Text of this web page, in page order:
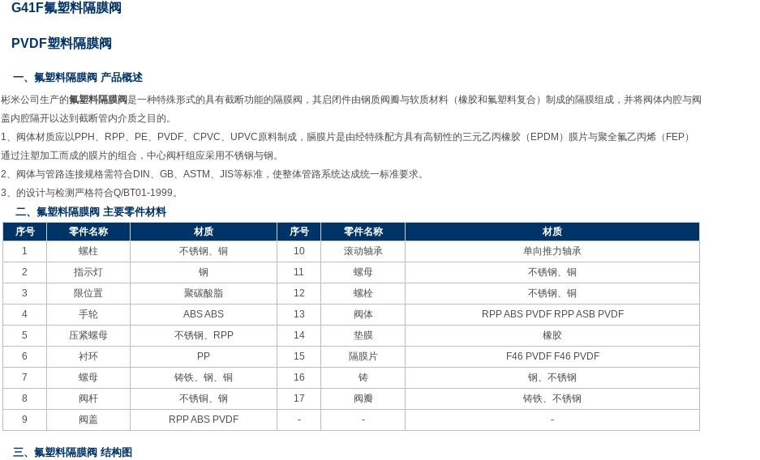
G41F氟塑料隔膜阀
PVDF塑料隔膜阀
一、氟塑料隔膜阀 产品概述
彬米公司生产的氟塑料隔膜阀是一种特殊形式的具有截断功能的隔膜阀，其启闭件由钢质阀瓣与软质材料（橡胶和氟塑料复合）制成的隔膜组成，并将阀体内腔与阀
盖内腔隔开以达到截断管内介质之目的。
1、阀体材质应以 PPH 、 RPP、 PE、 PVDF、 CPVC、 UPVC原料制成，膈膜片是由经特殊配方具有高韧性的三元乙丙橡胶（ EPDM ）膜片与聚全氟乙丙烯（ FEP）
通过注塑加工而成的膜片的组合，中心阀杆组应采用不锈钢与钢。
2、阀体与管路连接规格需符合 DIN 、 GB、 ASTM 、 JIS等标准，使整体管路系统达成统一标准要求。
3、的设计与检测严格符合Q/BT01-1999。
二、氟塑料隔膜阀 主要零件材料
序号 零件名称 材质 序号 零件名称
材质
1
螺柱 不锈钢、铜 10 滚动轴承
单向推力轴承
2
指示灯 钢 11 螺母
不锈钢、铜
3
限位置 聚碳酸脂 12 螺栓
不锈钢、铜
4
手轮 ABS ABS 13 阀体
RPP ABS PVDF RPP ASB PVDF
5
压紧螺母 不锈钢、 RPP 14 垫膜
橡胶
6
衬环 PP 15 隔膜片
F46 PVDF F46 PVDF
7
螺母 铸铁、钢、铜 16 铸
钢、不锈钢
8
阀杆 不锈铜、钢 17 阀瓣
铸铁、不锈钢
9
阀盖 RPP ABS PVDF - - -
三、氟塑料隔膜阀 结构图